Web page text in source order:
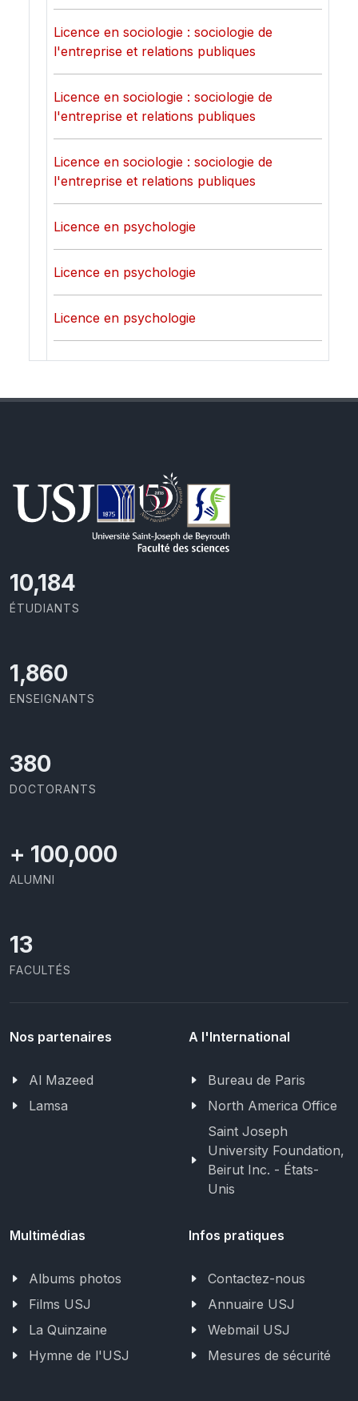
Licence en sociologie : sociologie de
l'entreprise et relations publiques
Licence en sociologie : sociologie de
l'entreprise et relations publiques
Licence en sociologie : sociologie de
l'entreprise et relations publiques
Licence en psychologie
Licence en psychologie
Licence en psychologie
11,418
ÉTUDIANTS
2,086
ENSEIGNANTS
426
DOCTORANTS
+ 100,000
ALUMNI
13
FACULTÉS
Nos partenaires
Al Mazeed
Lamsa
A l'International
Bureau de Paris
North America Office
Saint Joseph
University Foundation,
Beirut Inc. - États-
Unis
Multimédias
Albums photos
Films USJ
La Quinzaine
Hymne de l'USJ
Infos pratiques
Contactez-nous
Annuaire USJ
Webmail USJ
Mesures de sécurité